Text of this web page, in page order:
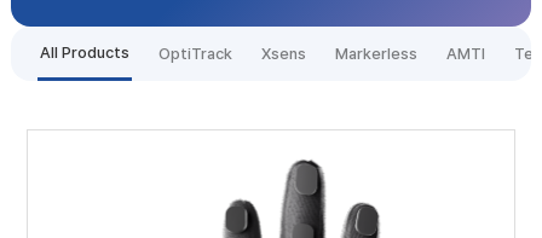
All Products OptiTrack Xsens Markerless AMTI